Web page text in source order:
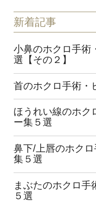
新着記事
小鼻のホクロ手術
選【その２】
首のホクロ手術・
ほうれい線のホク
ー集５選
鼻下/上唇のホク
集５選
まぶたのホクロ手
５選